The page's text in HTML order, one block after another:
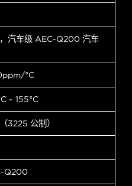
汽车级 AEC-Q200 汽车
°C
~ 155°C
3225 公制）
Q200